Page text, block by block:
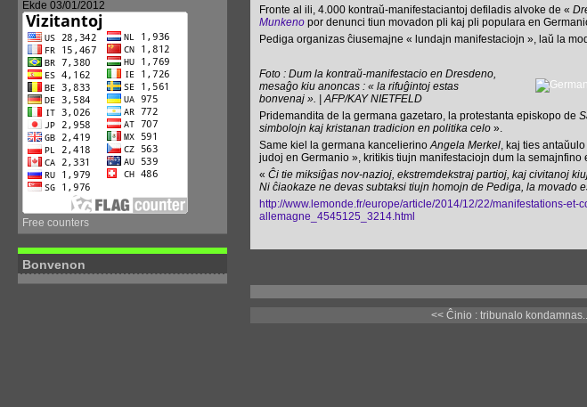
Ekde 03/01/2012
Free counters
Bonvenon
Fronte al ili, 4.000 kontraŭ-manifestaciantoj defiladis alvoke de «
Munkenopor denunci tiun movadon pli kaj pli populara en
Pediga organizas ĉiusemajne « lundajn manifestaciojn », laŭ la
Foto : Dum la kontraŭ-manifestacio en Dresdeno,
mesaĝo kiu anoncas : « la rifuĝintoj estas
bonvenaj ». | AFP/KAY NIETFELD
Pridemandita de la germana gazetaro, la protestanta episkopo de
simbolojn kaj kristanan tradicion en politika celo».
Same kiel la germana kancelierinoAngela Merkel, kaj ties antaŭulo
judoj en Germanio », kritikis tiujn manifestaciojn dum la
« Ĉi tie miksiĝas nov-nazioj, ekstremdekstraj partioj, kaj civitanoj
Ni ĉiaokaze ne devas subtaksi tiujn homojn de Pediga, la movado
http://www.lemonde.fr/europe/article/2014/12/22/manifestations-
allemagne_4545125_3214.html
<< Ĉinio : tribunalo